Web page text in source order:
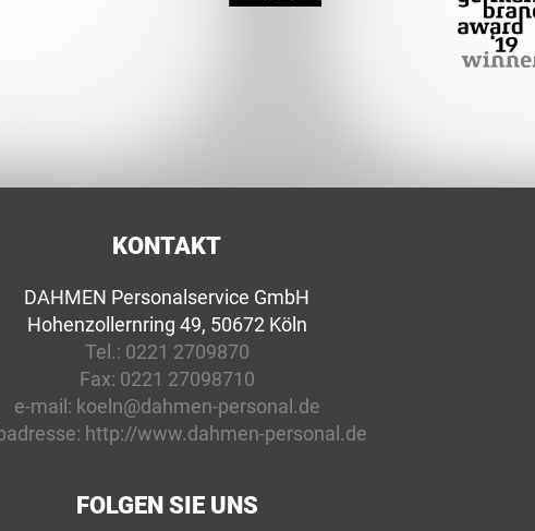
KONTAKT
DAHMEN Personalservice GmbH
Hohenzollernring 49, 50672 Köln
Tel.: 0221 2709870
Fax: 0221 27098710
e-mail: koeln@dahmen-personal.de
http://www.dahmen-personal.de
FOLGEN SIE UNS